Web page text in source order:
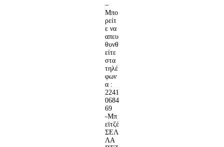
–
Μπο
ρείτ
ε να
απευ
θυνθ
είτε
στα
τηλέ
φων
α :
2241
0684
69
-Μπ
εϊτζέ
ΣΕΛ
ΛΑ